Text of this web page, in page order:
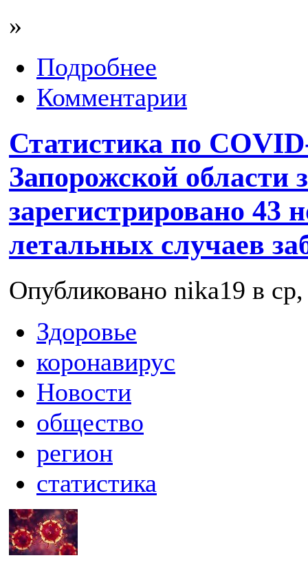
»
Подробнее
Комментарии
Статистика по
Запорожской области
зарегистрировано 43
летальных случаев
Опубликовано nika19 в
Здоровье
коронавирус
Новости
общество
регион
статистика